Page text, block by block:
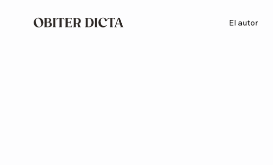
El autor